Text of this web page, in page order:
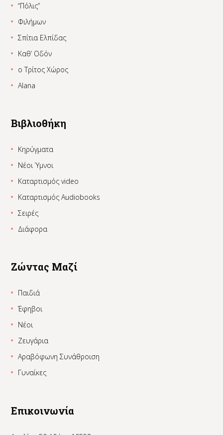
“Πόλις”
Φιλήμων
Σπίτια Ελπίδας
Καθ’ Οδόν
ο Τρίτος Χώρος
Alana
Βιβλιοθήκη
Κηρύγματα
Νέοι Ύμνοι
Καταρτισμός video
Καταρτισμός Audiobooks
Σειρές
Διάφορα
Ζώντας Μαζί
Παιδιά
Έφηβοι
Νέοι
Ζευγάρια
Αραβόφωνη Συνάθροιση
Γυναίκες
Επικοινωνία